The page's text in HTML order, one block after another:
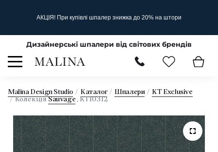
АКЦІЯ! При купівлі шпалер знижка до 20% на штори
Дизайнерські шпалери від світових брендів
Malina Design Studio Каталог Шпалери
KT Exclusive
Колекція Sauvage , KT10312